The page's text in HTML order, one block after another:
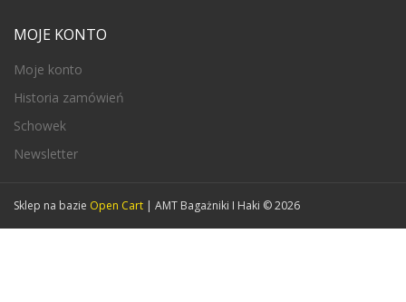
MOJE KONTO
Moje konto
Historia zamówień
Schowek
Newsletter
Sklep na bazie Open Cart | AMT Bagażniki I Haki © 2026